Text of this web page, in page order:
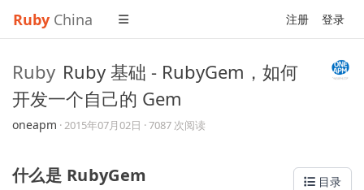
Ruby China 注册 登录
Ruby Ruby 基础 - RubyGem，如何
开发一个自己的 Gem
oneapm ·2015年07月02日 · 7087 次阅读
目录
什么是 RubyGem